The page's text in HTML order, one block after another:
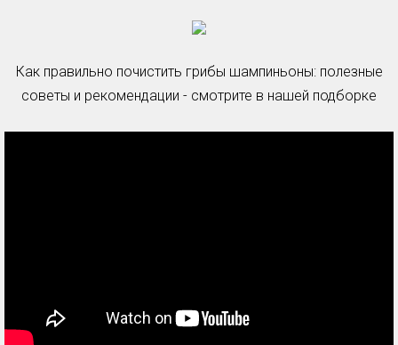
Как правильно почистить грибы шампиньоны: полезные
советы и рекомендации - смотрите в нашей подборке